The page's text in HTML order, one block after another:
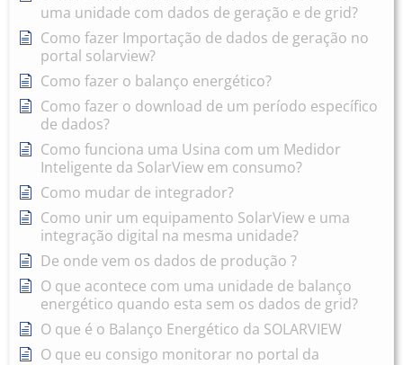
uma unidade com dados de geração e de grid?
Como fazer Importação de dados de geração no
portal solarview?
Como fazer o balanço energético?
Como fazer o download de um período específico
de dados?
Como funciona uma Usina com um Medidor
Inteligente da SolarView em consumo?
Como mudar de integrador?
Como unir um equipamento SolarView e uma
integração digital na mesma unidade?
De onde vem os dados de produção ?
O que acontece com uma unidade de balanço
energético quando esta sem os dados de grid?
O que é o Balanço Energético da SOLARVIEW
O que eu consigo monitorar no portal da